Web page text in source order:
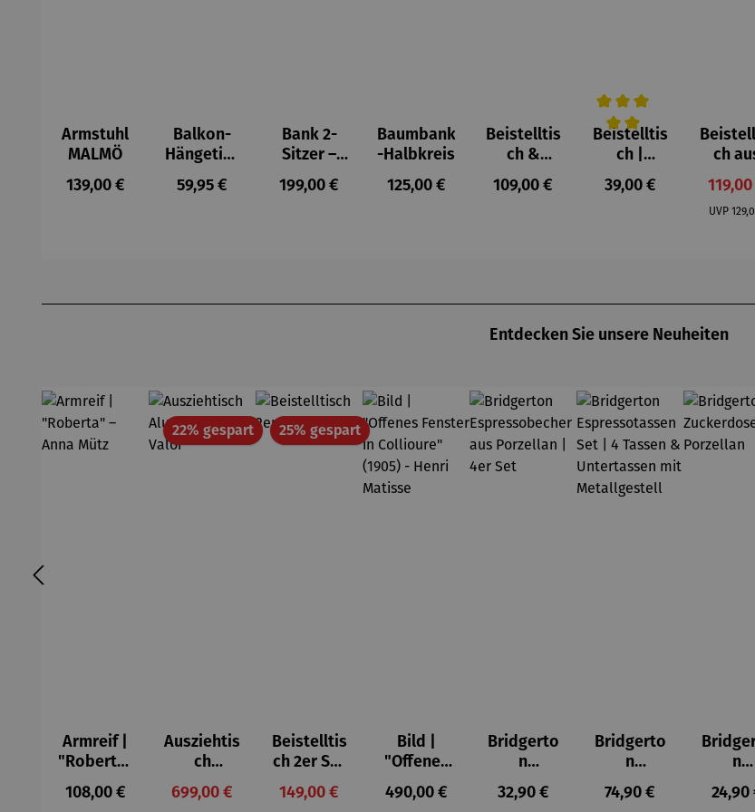
Armstuhl
MALMÖ
Regulärer Preis:
139,00 €
Balkon-
Hängetisc
BERKELEY
Regulärer Preis:
59,95 €
Bank 2-
Sitzer –
MALMÖ
Regulärer Preis:
199,00 €
Baumbank
-Halbkreis
Regulärer Preis:
125,00 €
Beistelltis
ch &
Hocker |
Teakholz –
Regulärer Preis:
109,00 €
Durchschnittliche
Beistelltis
ch |
klappbar
Teakholz –
Regulärer Preis:
39,00 €
ch
3er
UVP
Entdecken Sie unsere Neuheiten
Armreif |
"Roberta"
– Anna
Mütz
Regulärer Preis:
108,00 €
22% gespartRabatt
Ausziehtis
ch
Aluminium
– Valor
Verkaufspreis:
699,00 €
25% gespartRabatt
Beistelltis
ch 2er Set
– Dalias
Verkaufspreis:
149,00 €
Bild |
"Offenes
Fenster in
Collioure"
Regulärer Preis:
490,00 €
Bridgerto
n
Espresso
becher
Regulärer Preis:
32,90 €
Bridgerto
n
Espressot
assen Set
Regulärer Preis:
74,90 €
n
se
24,90